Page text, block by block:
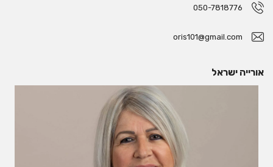
050-7818776
oris101@gmail.com
אורייה ישראל